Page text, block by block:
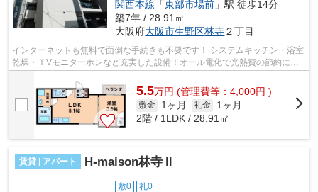
関西本線 「東部市場前 」駅 徒歩14分
築7年 / 28.91㎡
大阪府大阪市生野区林寺２丁目
インターネットも無料で面倒な手続きも不要です！ システムキッチン・浴室
乾燥・ＴVモニターホンなど充実した設備！オール電化で光熱費の節約に！
■□■□■□■□■□■□■□■□■□■□■□■□■□■□■□■□■...
5.5万円 (管理費等：4,000円 )
敷金 1ヶ月 礼金
1ヶ月
2階 / 1LDK / 28.91㎡
賃貸 | アパート H-maison林寺Ⅱ
敷0 礼0